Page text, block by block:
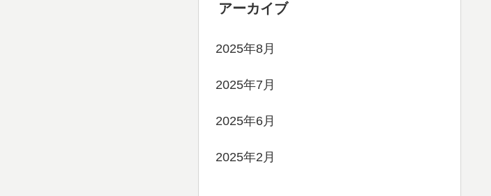
アーカイブ
2025年8月
2025年7月
2025年6月
2025年2月